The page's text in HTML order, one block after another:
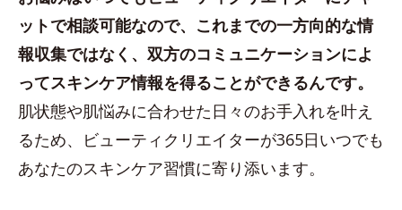
ットで相談可能なので、これまでの一方向的な情
報収集ではなく、双方のコミュニケーションによ
ってスキンケア情報を得ることができるんです。
肌状態や肌悩みに合わせた日々のお手入れを叶え
るため、ビューティクリエイターが365日いつでも
あなたのスキンケア習慣に寄り添います。